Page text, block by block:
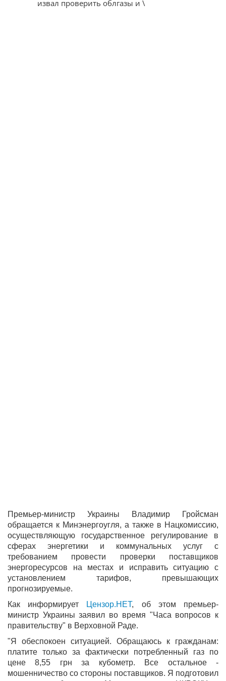
Премьер-министр Украины Владимир Гройсман
обращается к Минэнергоугля, а также в Нацкомиссию,
осуществляющую государственное регулирование в
сферах энергетики и коммунальных услуг с
требованием провести проверки поставщиков
энергоресурсов на местах и ​​исправить ситуацию с
установлением тарифов, превышающих
прогнозируемые.
Как информирует
Цензор.НЕТ, об этом премьер-
министр Украины заявил во время "Часа вопросов к
правительству" в Верховной Раде.
"Я обеспокоен ситуацией. Обращаюсь к гражданам:
платите только за фактически потребленный газ по
цене 8,55 грн за кубометр. Все остальное -
мошенничество со стороны поставщиков. Я подготовил